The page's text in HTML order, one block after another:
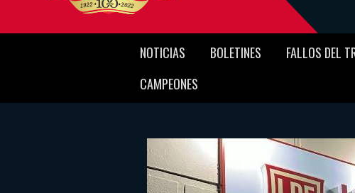
NOTICIAS BOLETINES FALLOS DEL
CAMPEONES